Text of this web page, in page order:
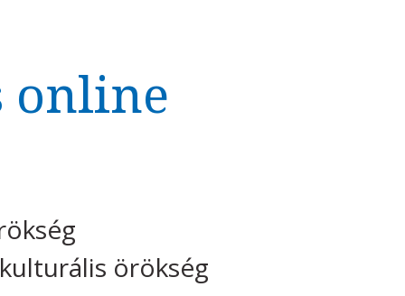
online
örökség